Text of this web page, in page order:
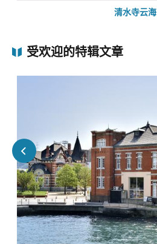
清水寺云海
受欢迎的特辑文章